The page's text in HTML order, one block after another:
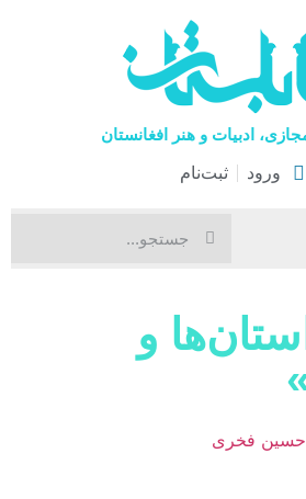
ادبیات و هنر افغانستان
ورود ثبت‌نام
و
حسین فخری